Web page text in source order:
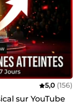
5,0 (156)
sur YouTube